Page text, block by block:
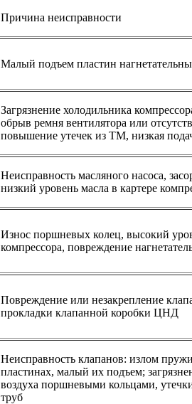
Причина неисправности
Малый подъем пластин
Загрязнение холодильника
обрыв ремня вентилятора или
повышение утечек из ТМ, низкая
Неисправность масляного насоса,
низкий уровень масла в картере
Износ поршневых колец, высокий
компрессора, повреждение
Повреждение или незакрепление
прокладки клапанной коробки ЦНД
Неисправность клапанов: излом
пластинах, малый их подъем;
воздуха поршневыми кольцами,
труб